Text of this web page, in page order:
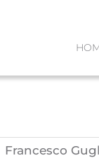
Francesco